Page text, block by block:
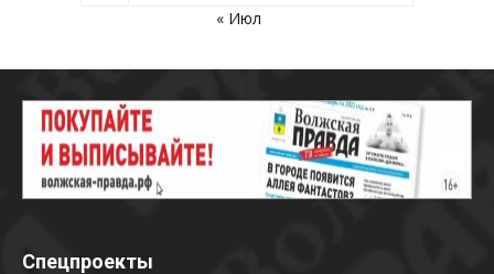
« Июл
Спецпроекты